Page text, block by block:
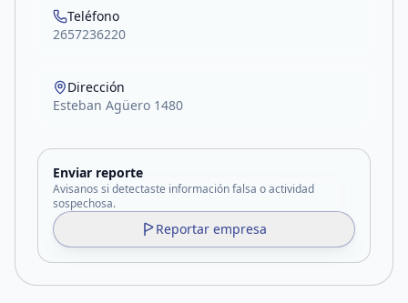
Teléfono
2657236220
Dirección
Esteban Agüero 1480
Enviar reporte
Avisanos si detectaste información falsa o actividad
sospechosa.
Reportar empresa